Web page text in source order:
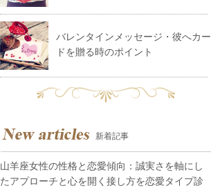
バレンタインメッセージ・彼へカー
ドを贈る時のポイント
新着記事
山羊座女性の性格と恋愛傾向：誠実さを軸にし
たアプローチと心を開く接し方を恋愛タイプ診